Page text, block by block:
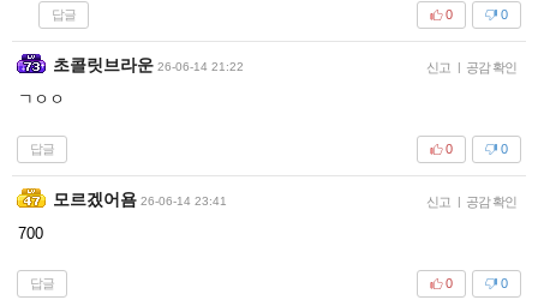
답글 0
0
초콜릿브라운 26-06-14 21:22 신고 | 공감 확인
ㄱㅇㅇ
답글 0
0
모르겠어욤 26-06-14 23:41 신고 | 공감 확인
700
답글 0
0